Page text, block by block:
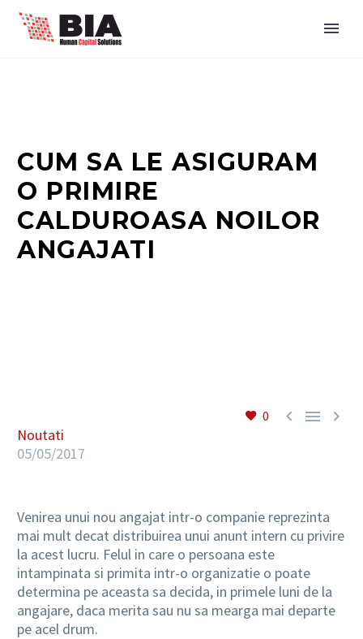
RO
CUM SA LE ASIGURAM
O PRIMIRE
CALDUROASA NOILOR
ANGAJATI
0   
Noutati
05/05/2017
Venirea unui nou angajat intr-o companie reprezinta
mai mult decat distribuirea unui anunt intern cu privire
la acest lucru. Felul in care o persoana este
intampinata si primita intr-o organizatie o poate
determina pe aceasta sa decida, in primele luni de la
angajare, daca merita sau nu sa mearga mai departe
pe acel drum.